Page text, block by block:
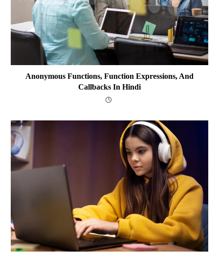
Anonymous Functions, Function Expressions, And
Callbacks In Hindi